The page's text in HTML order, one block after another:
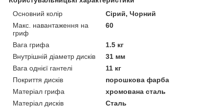
Основний колір
Сірий, Чорний
Макс. навантаження на
гриф
60
Вага грифа
1.5 кг
Внутрішній діаметр дисків
31 мм
Вага однієї гантелі
11 кг
Покриття дисків
порошкова фарба
Матеріал грифа
хромована сталь
Матеріал дисків
Сталь